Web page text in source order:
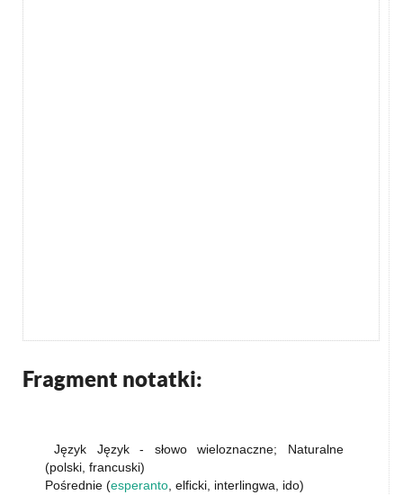
Fragment notatki:
Język Język - słowo wieloznaczne; Naturalne
(polski, francuski)
Pośrednie (esperanto , elficki, interlingwa, ido)